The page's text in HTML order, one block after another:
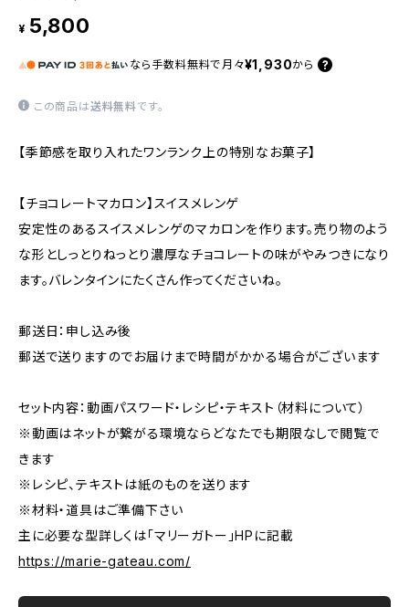
¥ 5,800
なら 手数料無料で 月々¥1,930から
この商品は送料無料です。
【季節感を取り入れたワンランク上の特別なお菓子】
【チョコレートマカロン】スイスメレンゲ
安定性のあるスイスメレンゲのマカロンを作ります。売り物のよう
な形としっとりねっとり濃厚なチョコレートの味がやみつきになり
ます。バレンタインにたくさん作ってくださいね。
郵送日：申し込み後
郵送で送りますのでお届けまで時間がかかる場合がございます
セット内容：動画パスワード・レシピ・テキスト（材料について）
※動画はネットが繋がる環境ならどなたでも期限なしで閲覧で
きます
※レシピ、テキストは紙のものを送ります
※材料・道具はご準備下さい
主に必要な型詳しくは「マリーガトー」HPに記載
https://marie-gateau.com/